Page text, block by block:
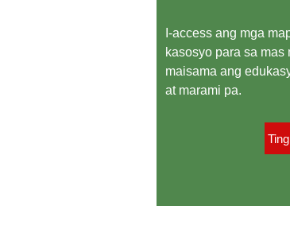
I-access ang mga
kasosyo para sa
maisama ang
at marami pa.